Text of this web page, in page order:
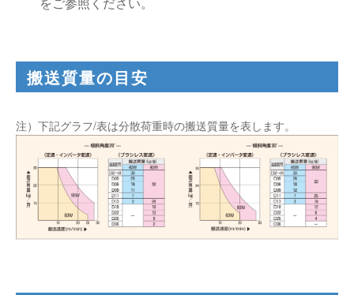
搬送質量の目安
注）下記グラフ/表は分散荷重時の搬送質量を表します。